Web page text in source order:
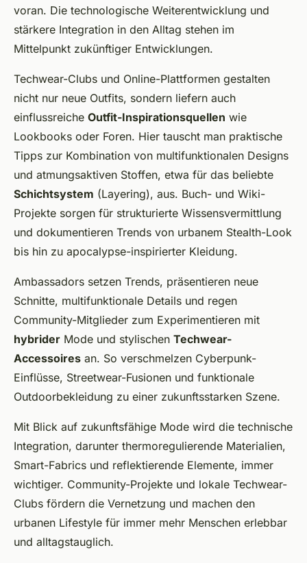
voran. Die technologische Weiterentwicklung und
stärkere Integration in den Alltag stehen im
Mittelpunkt zukünftiger Entwicklungen.
Techwear-Clubs und Online-Plattformen gestalten
nicht nur neue Outfits, sondern liefern auch
einflussreiche Outfit-Inspirationsquellen wie
Lookbooks oder Foren. Hier tauscht man praktische
Tipps zur Kombination von multifunktionalen Designs
und atmungsaktiven Stoffen, etwa für das beliebte
Schichtsystem (Layering), aus. Buch- und Wiki-
Projekte sorgen für strukturierte Wissensvermittlung
und dokumentieren Trends von urbanem Stealth-Look
bis hin zu apocalypse-inspirierter Kleidung.
Ambassadors setzen Trends, präsentieren neue
Schnitte, multifunktionale Details und regen
Community-Mitglieder zum Experimentieren mit
hybrider Mode und stylischen Techwear-
Accessoires an. So verschmelzen Cyberpunk-
Einflüsse, Streetwear-Fusionen und funktionale
Outdoorbekleidung zu einer zukunftsstarken Szene.
Mit Blick auf zukunftsfähige Mode wird die technische
Integration, darunter thermoregulierende Materialien,
Smart-Fabrics und reflektierende Elemente, immer
wichtiger. Community-Projekte und lokale Techwear-
Clubs fördern die Vernetzung und machen den
urbanen Lifestyle für immer mehr Menschen erlebbar
und alltagstauglich.